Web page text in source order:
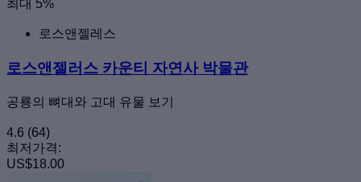
최대 5%
로스앤젤레스
로스앤젤러스 카운티 자연사 박물관
공룡의 뼈대와 고대 유물 보기
4.6 (64)
최저가격:
US$18.00